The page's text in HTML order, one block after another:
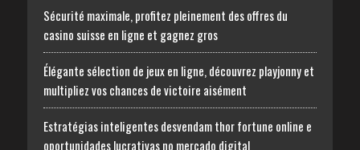
Sécurité maximale, profitez pleinement des offres du
casino suisse en ligne et gagnez gros
Élégante sélection de jeux en ligne, découvrez playjonny et
multipliez vos chances de victoire aisément
Estratégias inteligentes desvendam thor fortune online e
oportunidades lucrativas no mercado digital